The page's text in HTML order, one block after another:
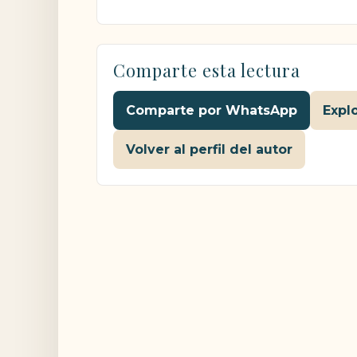
Comparte esta lectura
Comparte por WhatsApp
Volver al perfil del autor